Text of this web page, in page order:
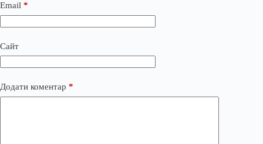
Email *
Сайт
Додати коментар *